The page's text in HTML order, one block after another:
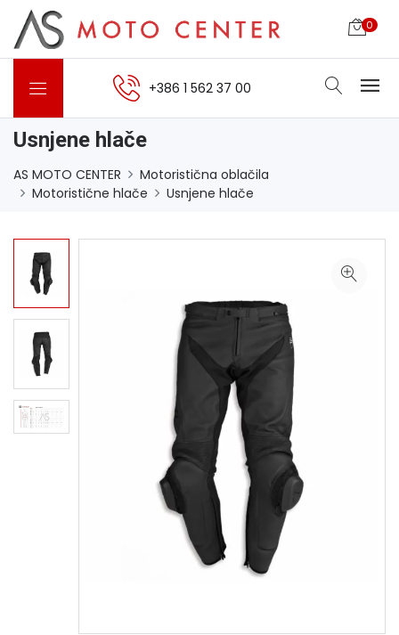
0
+386 1 562 37 00
Usnjene hlače
AS MOTO CENTER
Motoristična oblačila
Motoristične hlače
Usnjene hlače